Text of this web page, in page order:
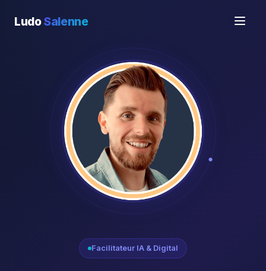
LudoSalenne
Facilitateur IA & Digital